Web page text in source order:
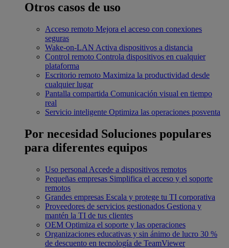
Otros casos de uso
Acceso remoto Mejora el acceso con conexiones
seguras
Wake-on-LAN Activa dispositivos a distancia
Control remoto Controla dispositivos en cualquier
plataforma
Escritorio remoto Maximiza la productividad desde
cualquier lugar
Pantalla compartida Comunicación visual en tiempo
real
Servicio inteligente Optimiza las operaciones posventa
Por necesidad Soluciones populares
para diferentes equipos
Uso personal Accede a dispositivos remotos
Pequeñas empresas Simplifica el acceso y el soporte
remotos
Grandes empresas Escala y protege tu TI corporativa
Proveedores de servicios gestionados Gestiona y
mantén la TI de tus clientes
OEM Optimiza el soporte y las operaciones
Organizaciones educativas y sin ánimo de lucro 30 %
de descuento en tecnología de TeamViewer